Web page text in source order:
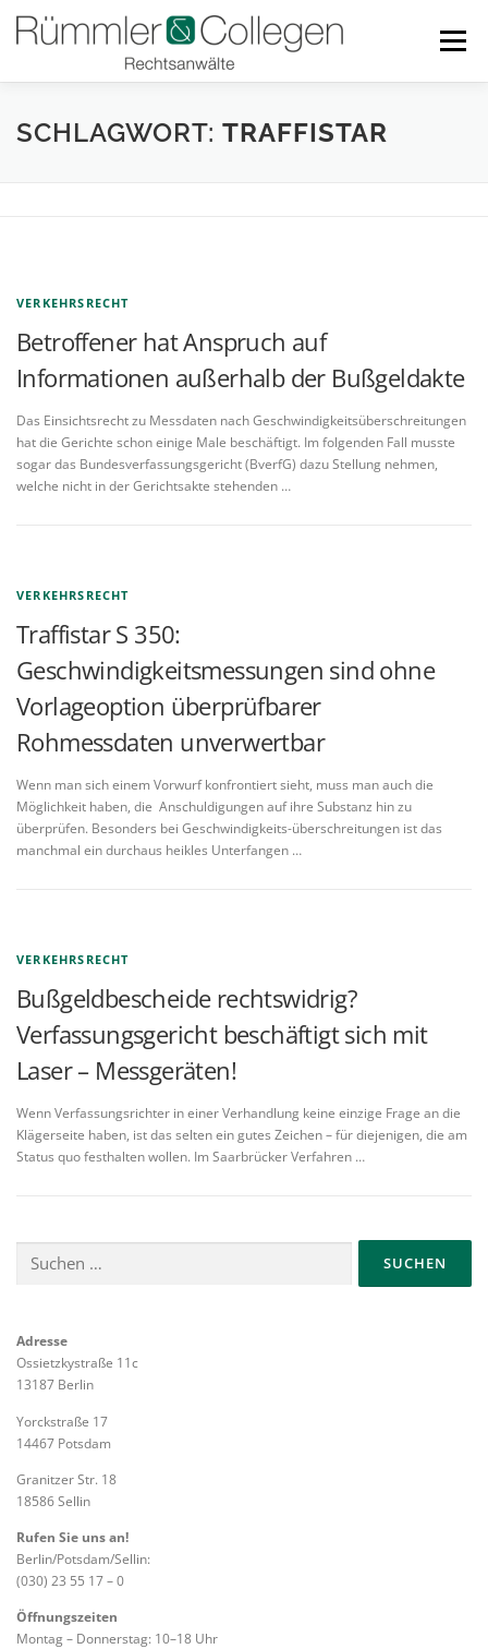
Inhalt
Menü
RECHTSGEBIETE BLOG TEAM LINKS
SCHLAGWORT: TRAFFISTAR
VERKEHRSRECHT
Betroffener hat Anspruch auf
Informationen außerhalb der Bußgeldakte
Das Einsichtsrecht zu Messdaten nach Geschwindigkeitsüberschreitungen
hat die Gerichte schon einige Male beschäftigt. Im folgenden Fall musste
sogar das Bundesverfassungsgericht (BverfG) dazu Stellung nehmen,
welche nicht in der Gerichtsakte stehenden …
VERKEHRSRECHT
Traffistar S 350:
Geschwindigkeitsmessungen sind ohne
Vorlageoption überprüfbarer
Rohmessdaten unverwertbar
Wenn man sich einem Vorwurf konfrontiert sieht, muss man auch die
Möglichkeit haben, die Anschuldigungen auf ihre Substanz hin zu
überprüfen. Besonders bei Geschwindigkeits-überschreitungen ist das
manchmal ein durchaus heikles Unterfangen …
VERKEHRSRECHT
Bußgeldbescheide rechtswidrig?
Verfassungsgericht beschäftigt sich mit
Laser – Messgeräten!
Wenn Verfassungsrichter in einer Verhandlung keine einzige Frage an die
Klägerseite haben, ist das selten ein gutes Zeichen – für diejenigen, die am
Status quo festhalten wollen. Im Saarbrücker Verfahren …
nach:
Adresse
Ossietzkystraße 11c
13187 Berlin
Yorckstraße 17
14467 Potsdam
Granitzer Str. 18
18586 Sellin
Rufen Sie uns an!
Berlin/Potsdam/Sellin:
(030) 23 55 17 – 0
Öffnungszeiten
Montag – Donnerstag: 10–18 Uhr